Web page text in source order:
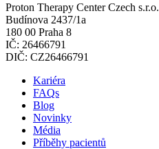
Proton Therapy Center Czech s.r.o.
Budínova 2437/1a
180 00 Praha 8
IČ: 26466791
DIČ: CZ26466791
Kariéra
FAQs
Blog
Novinky
Média
Příběhy pacientů